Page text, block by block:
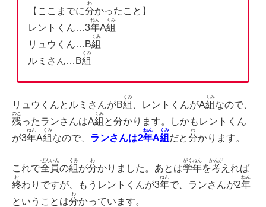
【ここまでに分
わ
かったこと】
レントくん…3年
ねん
A組
くみ
リュウくん…B組
くみ
ルミさん…B組
くみ
リュウくんとルミさんがB組
くみ
、レントくんがA組
くみ
なので、
残
のこ
ったランさんはA組
くみ
と分かります。しかもレントくん
が3年
ねん
A組
くみ
なので、 ランさんは2年
ねん
A組
くみ
だと分
わ
かります。
これで全員
ぜんいん
の組
くみ
が分
わ
かりました。あとは学年
がくねん
を考
かんが
えれば
終
お
わりですが、もうレントくんが3年
ねん
で、ランさんが2年
ねん
ということは分
わ
かっています。